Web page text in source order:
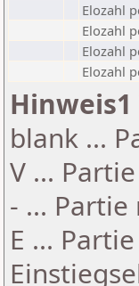
Elozahl
Elozahl
Elozahl
Elozahl
Hinweis1
blank ...
V ...
- ...
E ...